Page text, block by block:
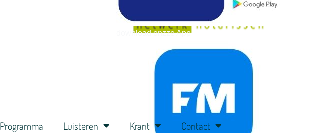
delangekortland
download onzze App
Programma Luisteren Krant Contact